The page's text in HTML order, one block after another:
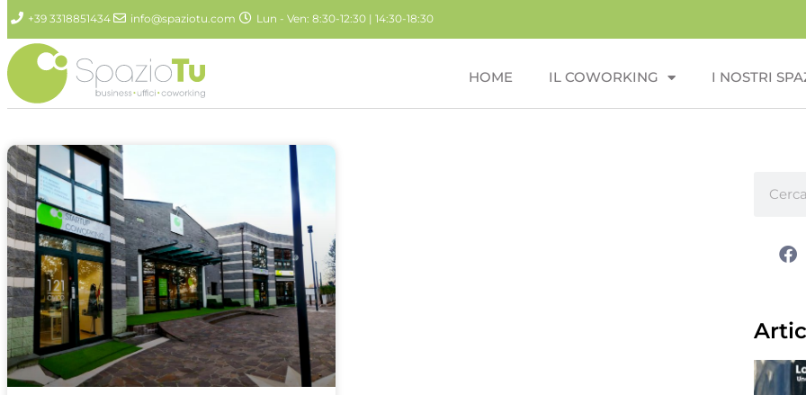
+39 3318851434 info@spaziotu.com Lun - Ven: 8:30-12:30 | 14:30-18:30
HOME IL COWORKING I NOSTRI